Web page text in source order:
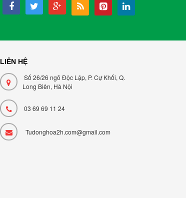
LIÊN HỆ
Số 26/26 ngõ Độc Lập, P. Cự Khối, Q.
Long Biên, Hà Nội
03 69 69 11 24
Tudonghoa2h.com@gmail.com